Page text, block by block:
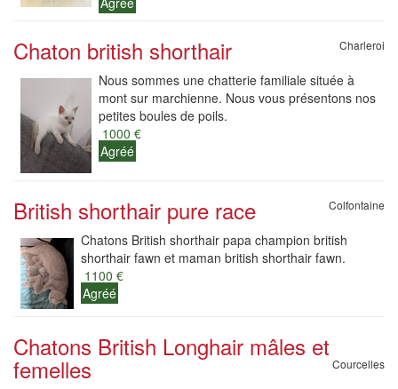
Chaton british shorthair Charleroi
Nous sommes une chatterie familiale située à
mont sur marchienne. Nous vous présentons nos
petites boules de poils.
1000 €
Agréé
British shorthair pure race Colfontaine
Chatons British shorthair papa champion british
shorthair fawn et maman british shorthair fawn.
1100 €
Agréé
Chatons British Longhair mâles et
femelles Courcelles